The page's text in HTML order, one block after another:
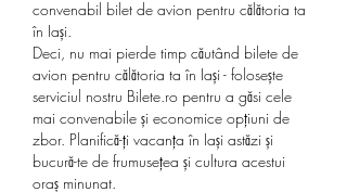
convenabil bilet de avion pentru călătoria ta
în Iași.
Deci, nu mai pierde timp căutând bilete de
avion pentru călătoria ta în Iași - folosește
serviciul nostru Bilete.ro pentru a găsi cele
mai convenabile și economice opțiuni de
zbor. Planifică-ți vacanța în Iași astăzi și
bucură-te de frumusețea și cultura acestui
oraș minunat.